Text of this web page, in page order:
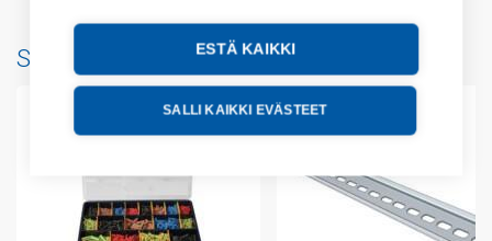
ESTÄ KAIKKI
SALLI KAIKKI EVÄSTEET
Saatat myös pitää...